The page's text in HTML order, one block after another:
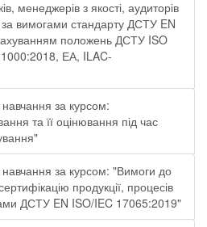
менеджерів з якості, аудиторів
за вимогами стандарту ДСТУ EN
положень ДСТУ ISO
ЕА, ILAC-
за курсом:
та її оцінювання під час
за курсом: "Вимоги до
продукції, процесів
ДСТУ EN ISO/IEC 17065:2019"